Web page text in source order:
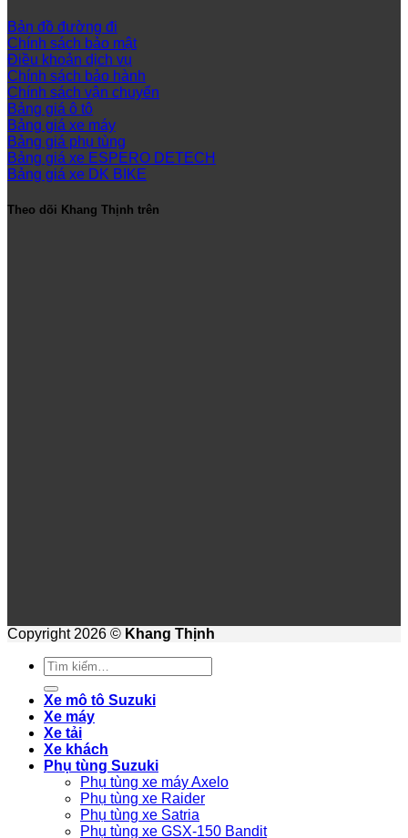
Bản đồ đường đi
Chính sách bảo mật
Điều khoản dịch vụ
Chính sách bảo hành
Chính sách vận chuyển
Bảng giá ô tô
Bảng giá xe máy
Bảng giá phụ tùng
Bảng giá xe ESPERO DETECH
Bảng giá xe DK BIKE
Theo dõi Khang Thịnh trên
Copyright 2026 © Khang Thịnh
Tìm
kiếm:
Xe mô tô Suzuki
Xe máy
Xe tải
Xe khách
Phụ tùng Suzuki
Phụ tùng xe máy Axelo
Phụ tùng xe Raider
Phụ tùng xe Satria
Phụ tùng xe GSX-150 Bandit